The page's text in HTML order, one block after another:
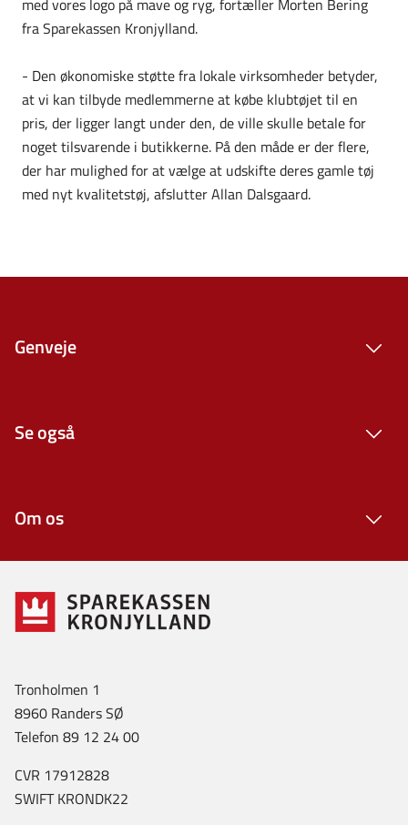
fra Sparekassen Kronjylland.
- Den økonomiske støtte fra lokale virksomheder betyder,
at vi kan tilbyde medlemmerne at købe klubtøjet til en
pris, der ligger langt under den, de ville skulle betale for
noget tilsvarende i butikkerne. På den måde er der flere,
der har mulighed for at vælge at udskifte deres gamle tøj
med nyt kvalitetstøj, afslutter Allan Dalsgaard.
Genveje
Se også
Om os
Tronholmen 1
8960 Randers SØ
Telefon 89 12 24 00
CVR 17912828
SWIFT KRONDK22